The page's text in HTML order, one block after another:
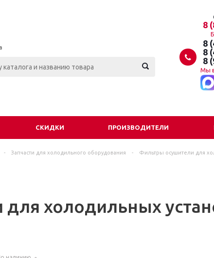
8
8
8
8
Мы
СКИДКИ ПРОИЗВОДИТЕЛИ
- Запчасти для холодильного оборудования - Фильтры осушители для
холодильных